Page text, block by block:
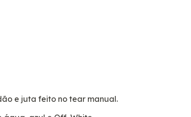
e juta feito no tear manual.